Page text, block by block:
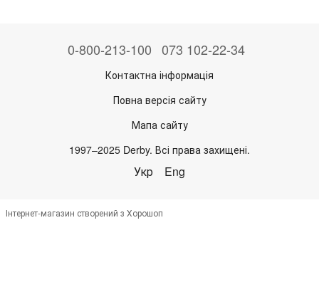
0-800-213-100 073 102-22-34
Контактна інформація
Повна версія сайту
Мапа сайту
1997–2025 Derby. Всі права захищені.
Укр Eng
Інтернет-магазин створений з Хорошоп